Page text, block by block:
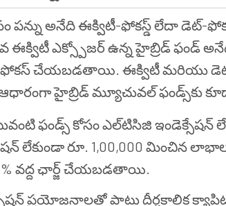
పన్ను అనేది ఈక్విటీ-ఫోకస్డ్ లేదా డెట్-
ఈక్విటీ ఎక్స్పోజర్ ఉన్న హైబ్రిడ్ ఫండ్
చేయబడతాయి. ఈక్విటీ మరియు డెట్
హైబ్రిడ్ మ్యూచువల్ ఫండ్స్‌కు
ఫండ్స్ కోసం ఎల్‌టిసిజి ఇండెక్సేషన్
లేకుండా రూ. 1,00,000 మించిన
వద్ద ఛార్జ్ చేయబడతాయి.
ప్రయోజనాలతో పాటు దీర్ఘకాలిక